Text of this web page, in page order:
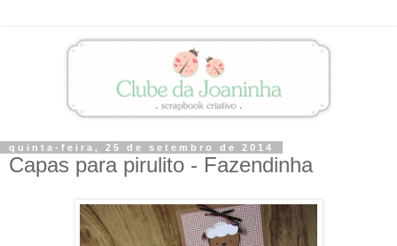
quinta-feira, 25 de setembro de 2014
Capas para pirulito - Fazendinha